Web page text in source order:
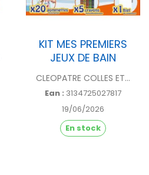
KIT MES PREMIERS
JEUX DE BAIN
CLEOPATRE COLLES ET...
Ean : 3134725027817
19/06/2026
En stock